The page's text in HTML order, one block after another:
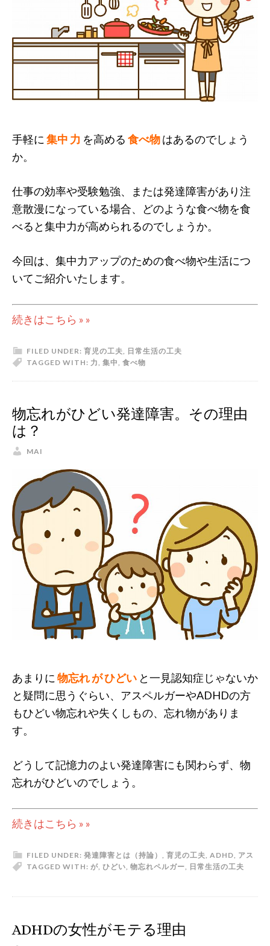
手軽に 集中 力 を高める 食べ物はあるのでしょう
か。
仕事の効率や受験勉強、または発達障害があり注
意散漫になっている場合、どのような食べ物を食
べると集中力が高められるのでしょうか。
今回は、集中力アップのための食べ物や生活につ
いてご紹介いたします。
続きはこちら » »
FILED UNDER: 育児の工夫
日常生活の工夫
TAGGED WITH: 力 集中 食べ物
物忘れがひどい発達障害。その理由
は？
MAI
あまりに 物忘れ が ひどい と一見認知症じゃないか
と疑問に思うぐらい、アスペルガーやADHDの方
もひどい物忘れや失くしもの、忘れ物がありま
す。
どうして記憶力のよい発達障害にも関わらず、物
忘れがひどいのでしょう。
続きはこちら » »
FILED UNDER: 発達障害とは（持論） , 育児の工夫, ADHD, アス
ペルガー, 日常生活の工夫
TAGGED WITH: が, ひどい, 物忘れ
ADHDの女性がモテる理由